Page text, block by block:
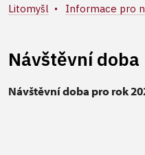
Litomyšl Informace pro
Návštěvní doba
Návštěvní doba pro rok